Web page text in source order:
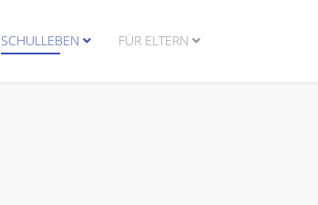
SCHULLEBEN FÜR ELTERN